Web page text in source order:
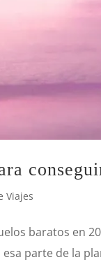
Viajes
baratos en
parte de la